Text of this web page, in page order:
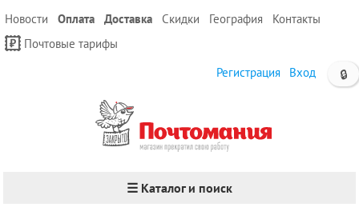
Новости Оплата Доставка Скидки География
Контакты
Почтовые тарифы
🔒
Регистрация Вход
☰ Каталог и поиск